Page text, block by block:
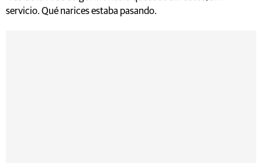
servicio. Qué narices estaba pasando.